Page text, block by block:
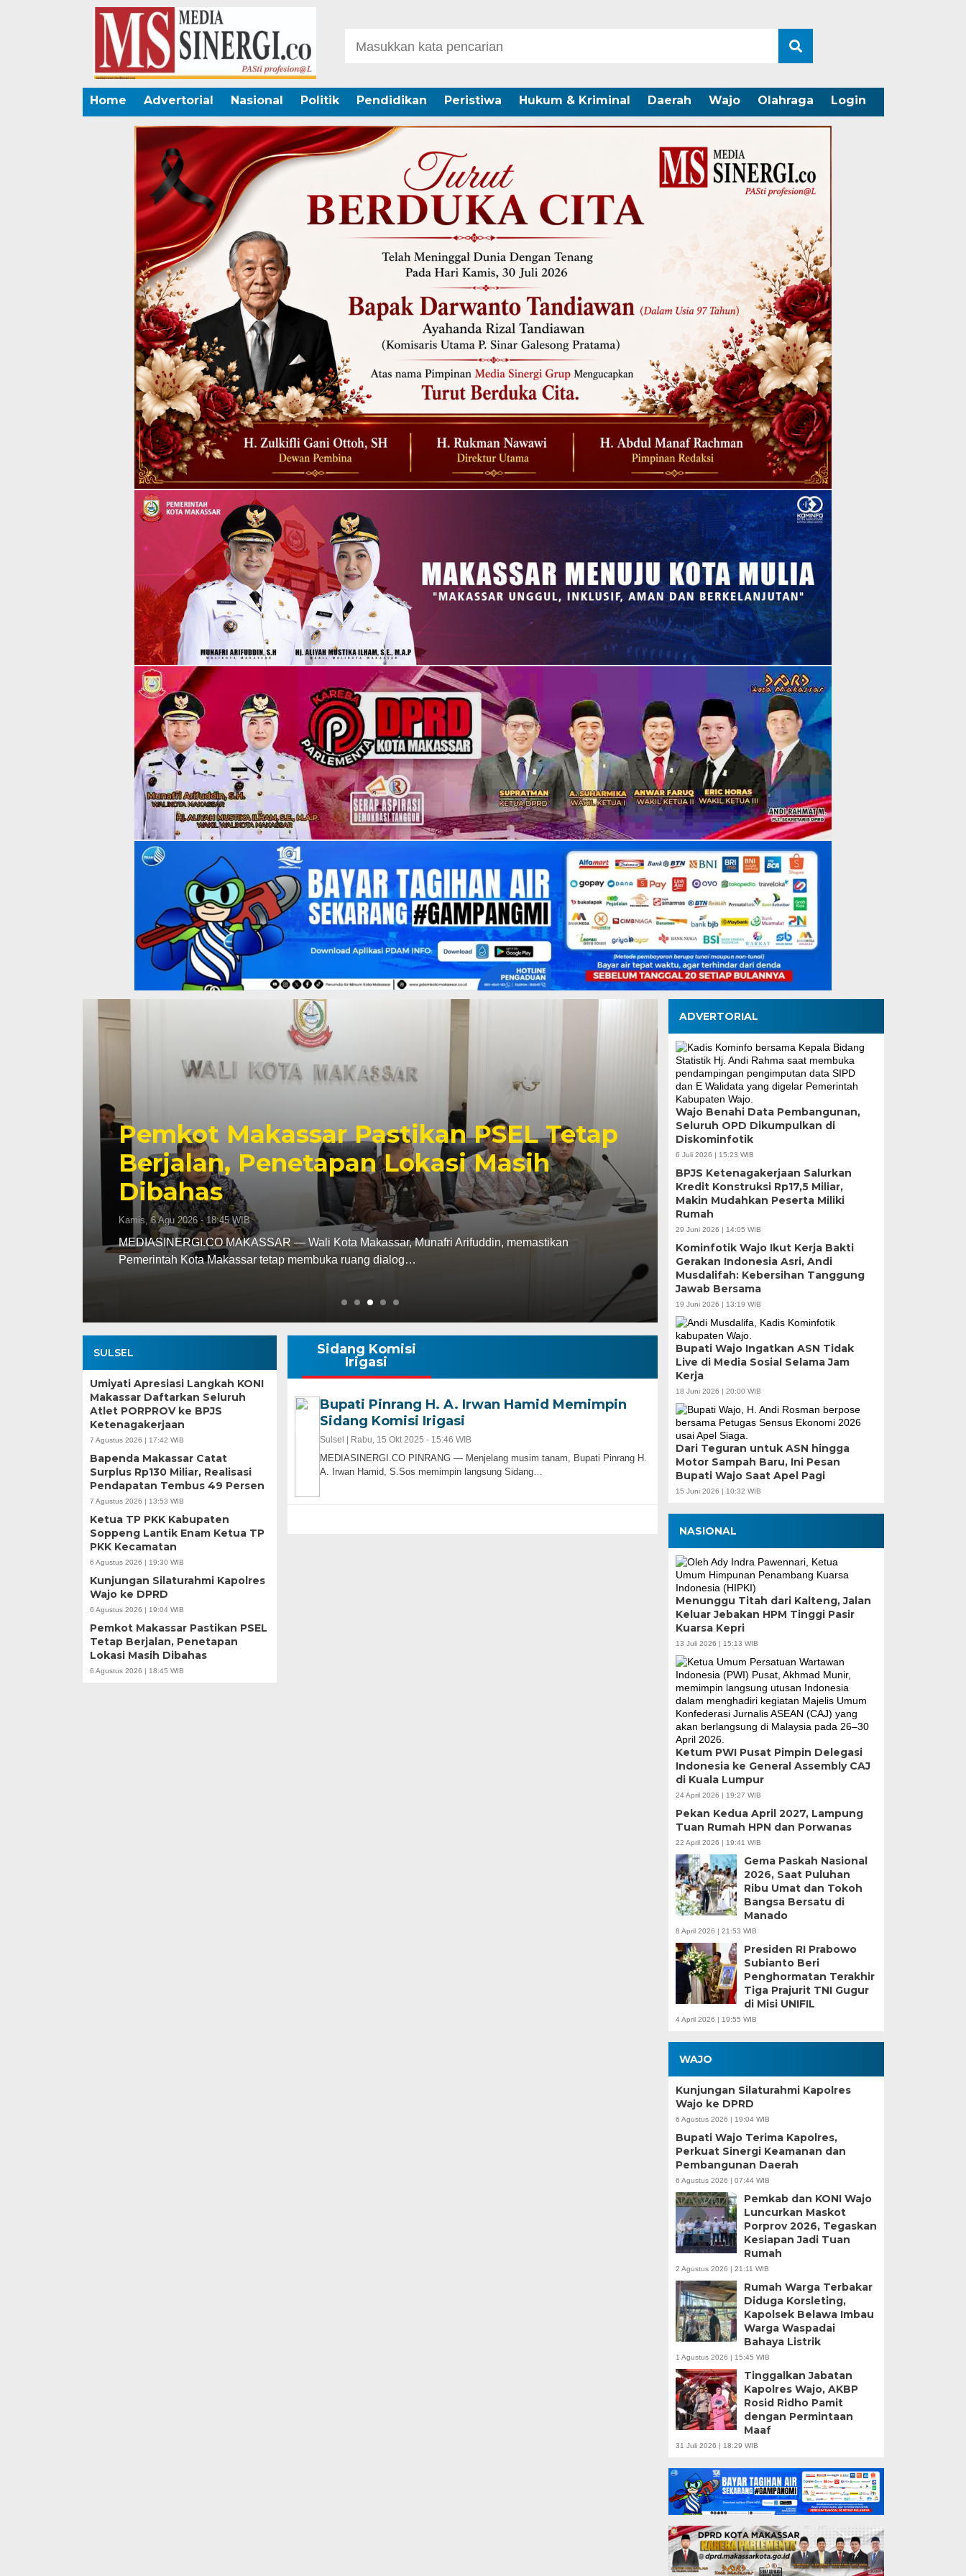
Home Advertorial Nasional Politik Pendidikan Peristiwa Hukum & Kriminal Daerah Wajo Olahraga Login
Pemkot Makassar dan Karang Taruna
Perkuat Sinergi, Penanganan Sampah
hingga Pemberdayaan Pemuda Jadi
Fokus
Kamis, 6 Agu 2026 - 18:16 WIB
MEDIASINERGI.CO MAKASSAR — Pengurus Karang Taruna Kota Makassar menegaskan
komitmennya menjadi mitra strategis Pemerintah Kota Makassar…
Tinjau Renovasi SDN
Supratman Pastikan
Mutu Demi
Makassar
Rabu, 5 Agu 2026 - 19:50 WIB
MEDIASINERGI.CO MAKASSAR — DPRD Kota
langsung terhadap progres renovasi UPT SPF SD…
SULSEL
Umiyati Apresiasi Langkah KONI
Makassar Daftarkan Seluruh
Atlet PORPROV ke BPJS
Ketenagakerjaan
7 Agustus 2026 | 17:42 WIB
Bapenda Makassar Catat
Surplus Rp130 Miliar, Realisasi
Pendapatan Tembus 49 Persen
7 Agustus 2026 | 13:53 WIB
Ketua TP PKK Kabupaten
Soppeng Lantik Enam Ketua TP
PKK Kecamatan
6 Agustus 2026 | 19:30 WIB
Kunjungan Silaturahmi Kapolres
Wajo ke DPRD
6 Agustus 2026 | 19:04 WIB
Pemkot Makassar Pastikan PSEL
Tetap Berjalan, Penetapan
Lokasi Masih Dibahas
6 Agustus 2026 | 18:45 WIB
Sidang Komisi
Irigasi
Bupati Pinrang H. A. Irwan Hamid Memimpin
Sidang Komisi Irigasi
Sulsel | Rabu, 15 Okt 2025 - 15:46 WIB
MEDIASINERGI.CO PINRANG — Menjelang musim tanam, Bupati Pinrang H.
A. Irwan Hamid, S.Sos memimpin langsung Sidang…
ADVERTORIAL
Wajo Benahi Data Pembangunan,
Seluruh OPD Dikumpulkan di
Diskominfotik
6 Juli 2026 | 15:23 WIB
BPJS Ketenagakerjaan Salurkan
Kredit Konstruksi Rp17,5 Miliar,
Makin Mudahkan Peserta Miliki
Rumah
29 Juni 2026 | 14:05 WIB
Kominfotik Wajo Ikut Kerja Bakti
Gerakan Indonesia Asri, Andi
Musdalifah: Kebersihan Tanggung
Jawab Bersama
19 Juni 2026 | 13:19 WIB
Bupati Wajo Ingatkan ASN Tidak
Live di Media Sosial Selama Jam
Kerja
18 Juni 2026 | 20:00 WIB
Dari Teguran untuk ASN hingga
Motor Sampah Baru, Ini Pesan
Bupati Wajo Saat Apel Pagi
15 Juni 2026 | 10:32 WIB
NASIONAL
Menunggu Titah dari Kalteng, Jalan
Keluar Jebakan HPM Tinggi Pasir
Kuarsa Kepri
13 Juli 2026 | 15:13 WIB
Ketum PWI Pusat Pimpin Delegasi
Indonesia ke General Assembly CAJ
di Kuala Lumpur
24 April 2026 | 19:27 WIB
Pekan Kedua April 2027, Lampung
Tuan Rumah HPN dan Porwanas
22 April 2026 | 19:41 WIB
Gema Paskah Nasional
2026, Saat Puluhan
Ribu Umat dan Tokoh
Bangsa Bersatu di
Manado
8 April 2026 | 21:53 WIB
Presiden RI Prabowo
Subianto Beri
Penghormatan Terakhir
Tiga Prajurit TNI Gugur
di Misi UNIFIL
4 April 2026 | 19:55 WIB
WAJO
Kunjungan Silaturahmi Kapolres
Wajo ke DPRD
6 Agustus 2026 | 19:04 WIB
Bupati Wajo Terima Kapolres,
Perkuat Sinergi Keamanan dan
Pembangunan Daerah
6 Agustus 2026 | 07:44 WIB
Pemkab dan KONI Wajo
Luncurkan Maskot
Porprov 2026, Tegaskan
Kesiapan Jadi Tuan
Rumah
2 Agustus 2026 | 21:11 WIB
Rumah Warga Terbakar
Diduga Korsleting,
Kapolsek Belawa Imbau
Warga Waspadai
Bahaya Listrik
1 Agustus 2026 | 15:45 WIB
Tinggalkan Jabatan
Kapolres Wajo, AKBP
Rosid Ridho Pamit
dengan Permintaan
Maaf
31 Juli 2026 | 18:29 WIB